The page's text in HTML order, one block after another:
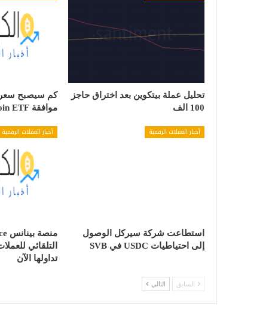
تحليل عملة بيتكوين بعد اختراق حاجز
100 الف
كم سيصبح سعر
موافقة Bitcoin ETF
أخبار العملات الرقمية
استطاعت شركة سيركل الوصول
إلى احتياطيات USDC في SVB
أخبار العملات الرقمية
التلقائي
تداولها الآن
السابق التالي